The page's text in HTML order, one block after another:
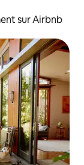
sur Airbnb